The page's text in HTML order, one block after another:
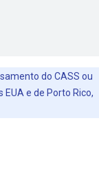
do CASS ou
e de Porto Rico,